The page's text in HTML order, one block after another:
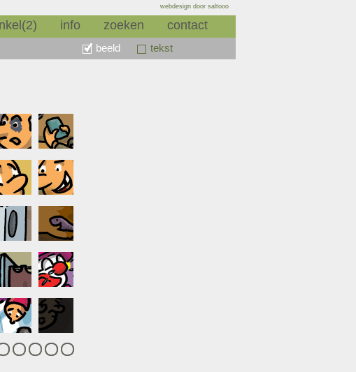
webdesign door saltooo
contact
zoeken
info
tekst
beeld